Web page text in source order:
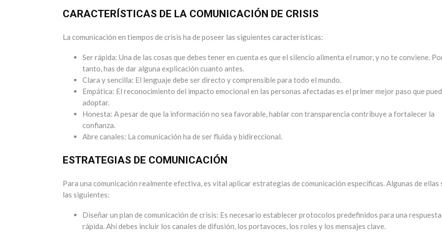
CARACTERÍSTICAS DE LA COMUNICACIÓN DE CRISIS
La comunicación en tiempos de crisis ha de poseer las siguientes características:
Ser rápida: Una de las cosas que debes tener en cuenta es que el silencio alimenta el rumor, y no te conviene.
tanto, has de dar alguna explicación cuanto antes.
Clara y sencilla: El lenguaje debe ser directo y comprensible para todo el mundo.
Empática: El reconocimiento del impacto emocional en las personas afectadas es el primer mejor paso que
adoptar.
Honesta: A pesar de que la información no sea favorable, hablar con transparencia contribuye a fortalecer la
confianza.
Abre canales: La comunicación ha de ser fluida y bidireccional.
ESTRATEGIAS DE COMUNICACIÓN
Para una comunicación realmente efectiva, es vital aplicar estrategias de comunicación específicas. Algunas de ellas
las siguientes:
Diseñar un plan de comunicación de crisis: Es necesario establecer protocolos predefinidos para una respuesta
rápida. Ahí debes incluir los canales de difusión, los portavoces, los roles y los mensajes clave.